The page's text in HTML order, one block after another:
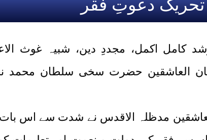
کامل اکمل، مجددِ دین، شبیہ غوث
العاشقین حضرت سخی سلطان محمد
العاشقین مدظلہ الاقدس نے شدت سے اس